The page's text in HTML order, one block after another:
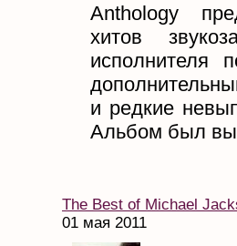
Anthology
хитов
исполнителя
и редкие
Альбом был
The Best of Michael
01 мая 2011